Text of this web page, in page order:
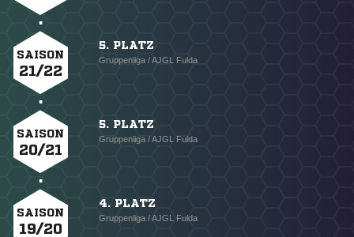
SAISON
21/22
5. PLATZ
Gruppenliga / AJGL Fulda
SAISON
20/21
5. PLATZ
Gruppenliga / AJGL Fulda
SAISON
19/20
4. PLATZ
Gruppenliga / AJGL Fulda